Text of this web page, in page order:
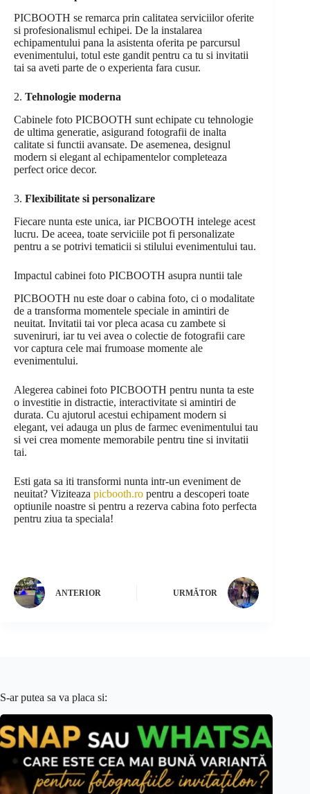
PICBOOTH se remarca prin calitatea serviciilor oferite
si profesionalismul echipei. De la instalarea
echipamentului pana la asistenta oferita pe parcursul
evenimentului, totul este gandit pentru ca tu si invitatii
tai sa aveti parte de o experienta fara cusur.
2. Tehnologie moderna
Cabinele foto PICBOOTH sunt echipate cu tehnologie
de ultima generatie, asigurand fotografii de inalta
calitate si functii avansate. De asemenea, designul
modern si elegant al echipamentelor completeaza
perfect orice decor.
3. Flexibilitate si personalizare
Fiecare nunta este unica, iar PICBOOTH intelege acest
lucru. De aceea, toate serviciile pot fi personalizate
pentru a se potrivi tematicii si stilului evenimentului tau.
Impactul cabinei foto PICBOOTH asupra nuntii tale
PICBOOTH nu este doar o cabina foto, ci o modalitate
de a transforma momentele speciale in amintiri de
neuitat. Invitatii tai vor pleca acasa cu zambete si
suveniruri, iar tu vei avea o colectie de fotografii care
vor captura cele mai frumoase momente ale
evenimentului.
Alegerea cabinei foto PICBOOTH pentru nunta ta este
o investitie in distractie, interactivitate si amintiri de
durata. Cu ajutorul acestui echipament modern si
elegant, vei adauga un plus de farmec evenimentului tau
si vei crea momente memorabile pentru tine si invitatii
tai.
Esti gata sa iti transformi nunta intr-un eveniment de
neuitat? Viziteaza picbooth.ro pentru a descoperi toate
optiunile noastre si pentru a rezerva cabina foto perfecta
pentru ziua ta speciala!
ANTERIOR URMĂTOR
S-ar putea sa va placa si: